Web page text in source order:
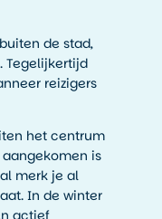
de stad,
Tegelijkertijd
reizigers
het centrum
is
merk je al
In de winter